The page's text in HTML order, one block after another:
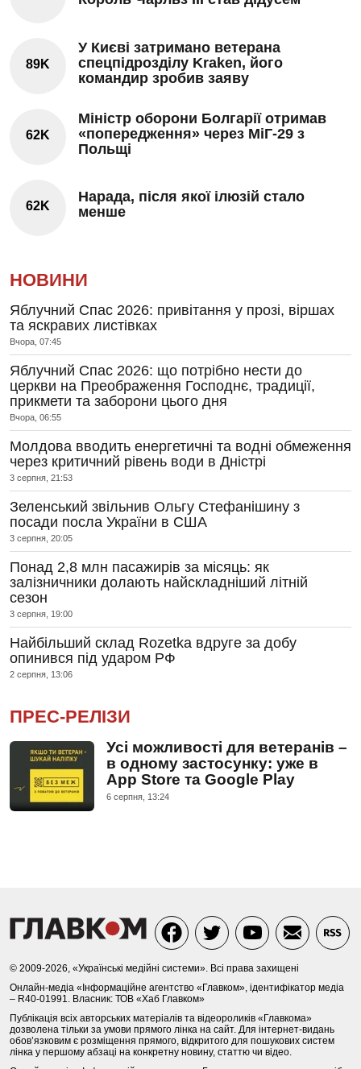
89K
У Києві затримано ветерана
спецпідрозділу Kraken, його
командир зробив заяву
62K
Міністр оборони Болгарії отримав
«попередження» через МіГ-29 з
Польщі
62K
Нарада, після якої ілюзій стало
менше
НОВИНИ
Яблучний Спас 2026: привітання у прозі, віршах
та яскравих листівках
Вчора, 07:45
Яблучний Спас 2026: що потрібно нести до
церкви на Преображення Господнє, традиції,
прикмети та заборони цього дня
Вчора, 06:55
Молдова вводить енергетичні та водні обмеження
через критичний рівень води в Дністрі
3 серпня, 21:53
Зеленський звільнив Ольгу Стефанішину з
посади посла України в США
3 серпня, 20:05
Понад 2,8 млн пасажирів за місяць: як
залізничники долають найскладніший літній
сезон
3 серпня, 19:00
Найбільший склад Rozetka вдруге за добу
опинився під ударом РФ
2 серпня, 13:06
ПРЕС-РЕЛІЗИ
Усі можливості для ветеранів –
в одному застосунку: уже в
App Store та Google Play
6 серпня, 13:24
© 2009-2026, «Українські медійні системи». Всі права захищені
Онлайн-медіа «Інформаційне агентство «Главком», ідентифікатор медіа
– R40-01991. Власник: ТОВ «Хаб Главком»
Публікація всіх авторських матеріалів та відеороликів «Главкома»
дозволена тільки за умови прямого лінка на сайт. Для інтернет-видань
обов’язковим є розміщення прямого, відкритого для пошукових систем
лінка у першому абзаці на конкретну новину, статтю чи відео.